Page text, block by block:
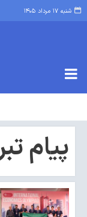
شنبه ۱۷ مرداد ۱۴۰۵
پیام